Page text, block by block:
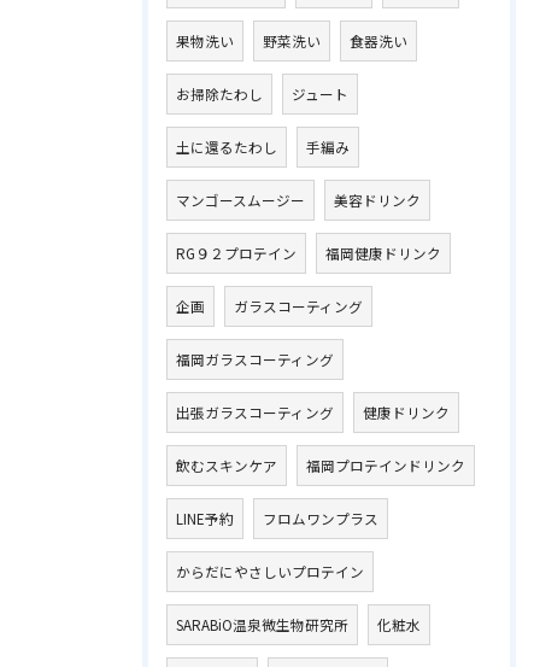
果物洗い 野菜洗い 食器洗い
お掃除たわし ジュート
土に還るたわし 手編み
マンゴースムージー 美容ドリンク
RG９２プロテイン 福岡健康ドリンク
企画 ガラスコーティング
福岡ガラスコーティング
出張ガラスコーティング 健康ドリンク
飲むスキンケア 福岡プロテインドリンク
LINE予約 フロムワンプラス
からだにやさしいプロテイン
SARABiO温泉微生物研究所 化粧水